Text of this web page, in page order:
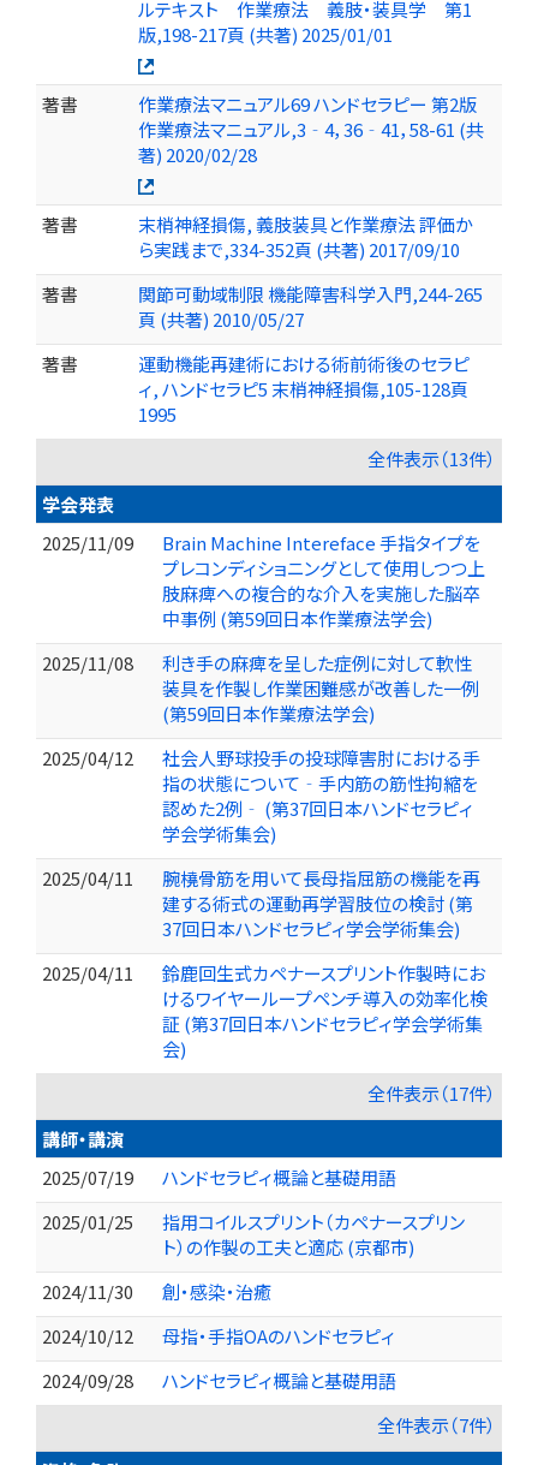
ルテキスト 作業療法 義肢・装具学 第1
版,198-217頁 (共著) 2025/01/01
著書
作業療法マニュアル69 ハンドセラピー 第2版
作業療法マニュアル,3‐4，36‐41，58-61 (共
著) 2020/02/28
著書
末梢神経損傷, 義肢装具と作業療法 評価か
ら実践まで,334-352頁 (共著) 2017/09/10
著書
関節可動域制限 機能障害科学入門,244-265
頁 (共著) 2010/05/27
著書
運動機能再建術における術前術後のセラピ
ィ, ハンドセラピ5 末梢神経損傷,105-128頁
1995
全件表示（13件）
学会発表
2025/11/09
Brain Machine Intereface 手指タイプを
プレコンディショニングとして使用しつつ上
肢麻痺への複合的な介入を実施した脳卒
中事例 (第59回日本作業療法学会)
2025/11/08
利き手の麻痺を呈した症例に対して軟性
装具を作製し作業困難感が改善した一例
(第59回日本作業療法学会)
2025/04/12
社会人野球投手の投球障害肘における手
指の状態について‐手内筋の筋性拘縮を
認めた2例‐ (第37回日本ハンドセラピィ
学会学術集会)
2025/04/11
腕橈骨筋を用いて長母指屈筋の機能を再
建する術式の運動再学習肢位の検討 (第
37回日本ハンドセラピィ学会学術集会)
2025/04/11
鈴鹿回生式カペナースプリント作製時にお
けるワイヤーループペンチ導入の効率化検
証 (第37回日本ハンドセラピィ学会学術集
会)
全件表示（17件）
講師・講演
2025/07/19
ハンドセラピィ概論と基礎用語
2025/01/25
指用コイルスプリント（カペナースプリン
ト）の作製の工夫と適応 (京都市)
2024/11/30
創・感染・治癒
2024/10/12
母指・手指OAのハンドセラピィ
2024/09/28
ハンドセラピィ概論と基礎用語
全件表示（7件）